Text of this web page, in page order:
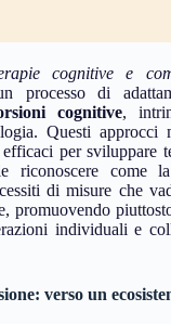
cognitive e
processo di
cognitive,
Questi
per sviluppare
riconoscere come
di misure che
promuovendo
individuali e
verso un